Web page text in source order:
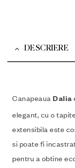
DESCRIERE
Canapeaua Dalia
elegant, cu o
extensibila este
si poate fi
pentru a obtine